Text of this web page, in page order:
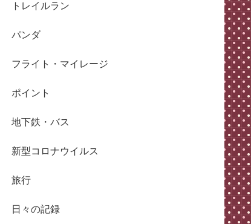
トレイルラン
パンダ
フライト・マイレージ
ポイント
地下鉄・バス
新型コロナウイルス
旅行
日々の記録